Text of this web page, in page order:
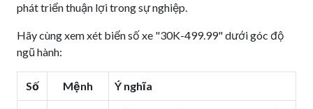
phát triển thuận lợi trong sự nghiệp.
Hãy cùng xem xét biển số xe "30K-499.99" dưới góc độ
ngũ hành:
Số Mệnh Ý nghĩa